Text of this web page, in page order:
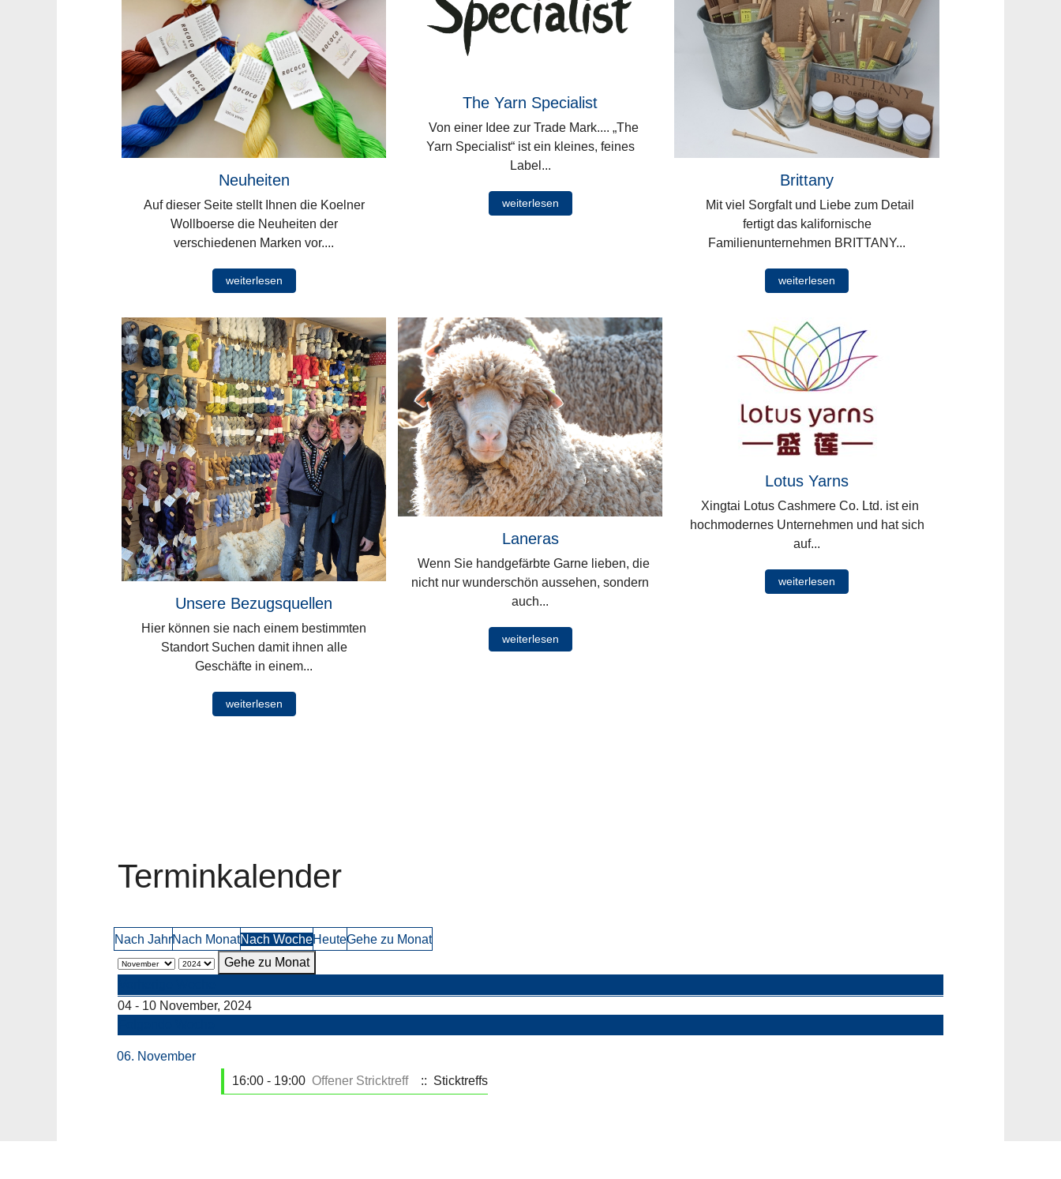
Neuheiten
Auf dieser Seite stellt Ihnen die Koelner
Wollboerse die Neuheiten der
verschiedenen Marken vor....
weiterlesen
The Yarn Specialist
Von einer Idee zur Trade Mark.... „The
Yarn Specialist“ ist ein kleines, feines
Label...
weiterlesen
Brittany
Mit viel Sorgfalt und Liebe zum Detail
fertigt das kalifornische
Familienunternehmen BRITTANY...
weiterlesen
Unsere Bezugsquellen
Hier können sie nach einem bestimmten
Standort Suchen damit ihnen alle
Geschäfte in einem...
weiterlesen
Laneras
Wenn Sie handgefärbte Garne lieben, die
nicht nur wunderschön aussehen, sondern
auch...
weiterlesen
Lotus Yarns
Xingtai Lotus Cashmere Co. Ltd. ist ein
hochmodernes Unternehmen und hat sich
auf...
weiterlesen
Terminkalender
Nach JahrNach MonatNach WocheHeuteGehe zu Monat
Gehe zu Monat
04 - 10 November, 2024
06. November
16:00 - 19:00 Offener Stricktreff :: Sticktreffs